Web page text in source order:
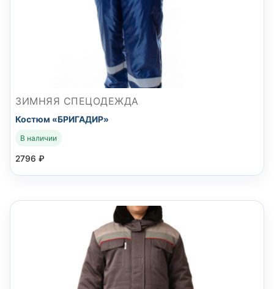
ЗИМНЯЯ СПЕЦОДЕЖДА
Костюм «БРИГАДИР»
В наличии
2796 ₽